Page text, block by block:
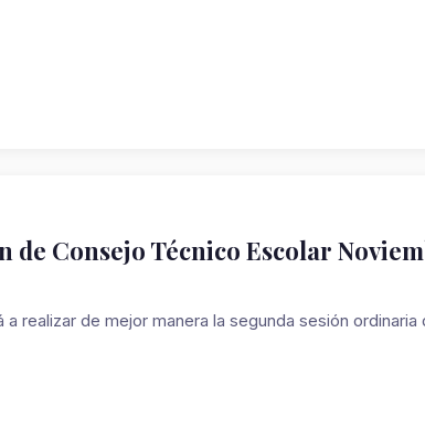
de Consejo Técnico Escolar
realizar de mejor manera la segunda sesión ordinaria